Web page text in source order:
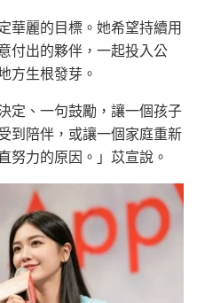
華麗的目標。她希望持續用
付出的夥伴，一起投入公
方生根發芽。
定、一句鼓勵，讓一個孩子
到陪伴，或讓一個家庭重新
努力的原因。」苡宣說。